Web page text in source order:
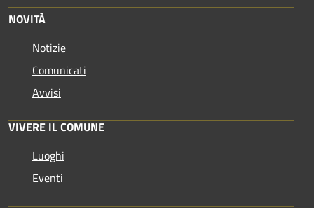
NOVITÀ
Notizie
Comunicati
Avvisi
VIVERE IL COMUNE
Luoghi
Eventi